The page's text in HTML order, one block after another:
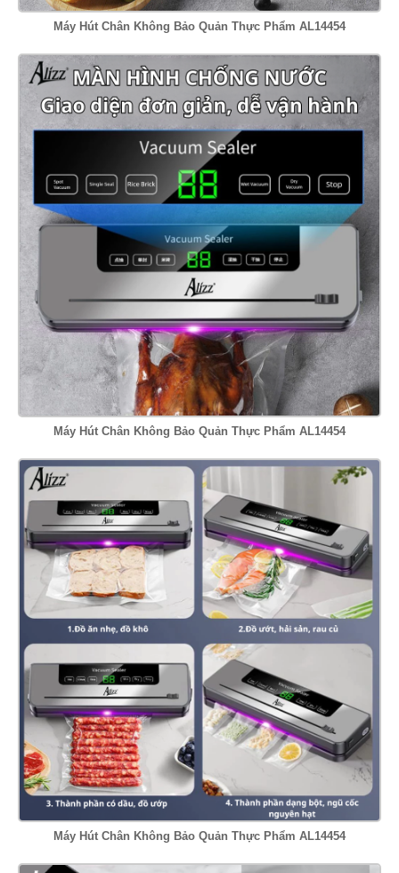
Máy Hút Chân Không Bảo Quản Thực Phẩm AL14454
Máy Hút Chân Không Bảo Quản Thực Phẩm AL14454
Máy Hút Chân Không Bảo Quản Thực Phẩm AL14454